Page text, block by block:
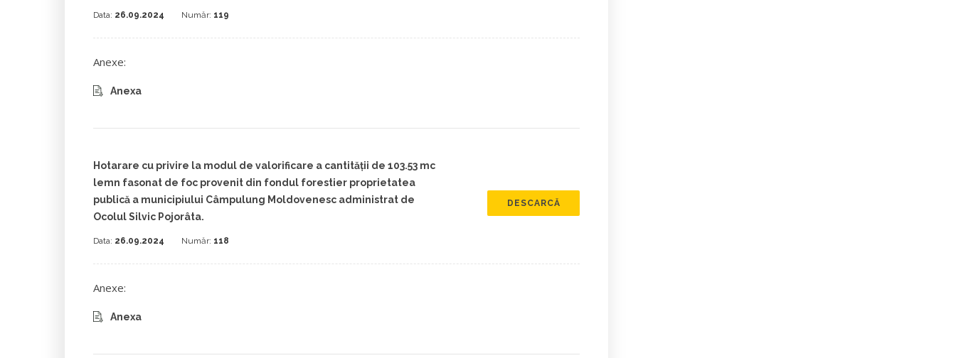
Data: 26.09.2024 Număr: 119
Anexe:
Anexa
Hotarare cu privire la modul de valorificare a cantității de 103.53 mc
lemn fasonat de foc provenit din fondul forestier proprietatea
publică a municipiului Câmpulung Moldovenesc administrat de
Ocolul Silvic Pojorâta.
Data: 26.09.2024 Număr: 118
DESCARCĂ
Anexe:
Anexa